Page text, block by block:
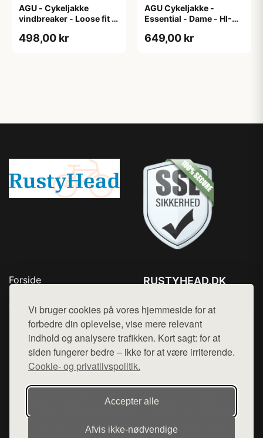
Vi bruger cookies på vores hjemmeside for at
forbedre din oplevelse, vise mere relevant
indhold og analysere trafikken. Kort sagt: for at
siden fungerer bedre – ikke for at være irriterende.
Cookie- og privatlivspolitik.
Accepter alle
Afvis ikke‑nødvendige
AGU - Cykeljakke
vindbreaker - Loose fit -
498,00 kr
AGU Cykeljakke -
Essential - Dame - HI-
649,00 kr
Forside
Top Rabatter
Kontakt
RUSTYHEAD.DK
Mail: hej@want.dk
Cookie- og privatlivspolitik
Denne side er en del af want.dk, der udgiver en række
hjemmesider med præsentation af forskellige produkter fra
diverse webshops. Der sælges ikke varer fra denne side - vi